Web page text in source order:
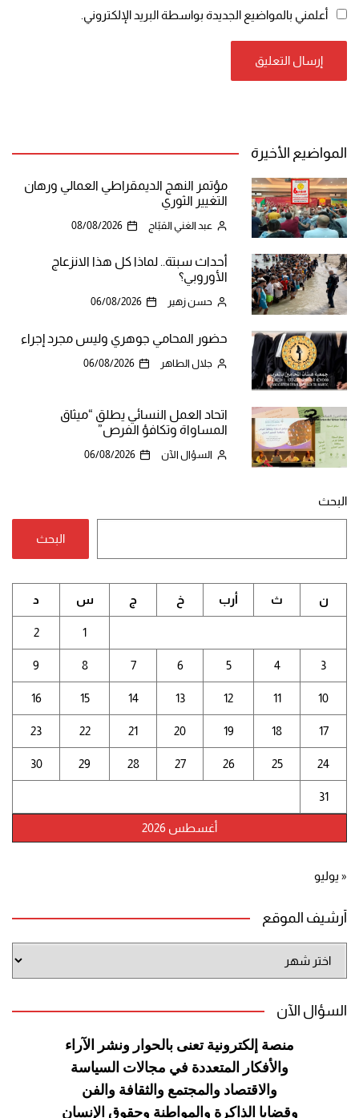
أعلمني بالمواضيع الجديدة بواسطة البريد الإلكتروني.
المواضيع الأخيرة
مؤتمر النهج الديمقراطي العمالي ورهان
التغيير الثوري
عبد الغني القبّاج 08/08/2026
أحداث سبتة.. لماذا كل هذا الانزعاج
الأوروبي؟
حسن زهير 06/08/2026
حضور المحامي جوهري وليس مجرد إجراء
جلال الطاهر 06/08/2026
اتحاد العمل النسائي يطلق “ميثاق
المساواة وتكافؤ الفرص”
السؤال الآن 06/08/2026
البحث
البحث
أغسطس 2026
ن ث أرب خ ج س د
1
2
3
4
5
6
7
8
9
10
11
12
13
14
15
16
17
18
19
20
21
22
23
24
25
26
27
28
29
30
31
« يوليو
أرشيف الموقع
الموقع
السؤال الآن
منصة إلكترونية تعنى بالحوار ونشر
الآراء
والأفكار المتعددة في مجالات السياسة
والاقتصاد والمجتمع والثقافة والفن
وقضايا الذاكرة والمواطنة وحقوق الإنسان